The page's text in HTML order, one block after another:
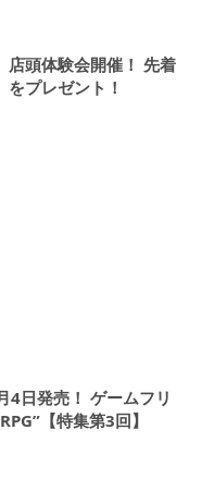
頭体験会開催！ 先着
プレゼント！
日発売！ ゲームフリ
【特集第3回】